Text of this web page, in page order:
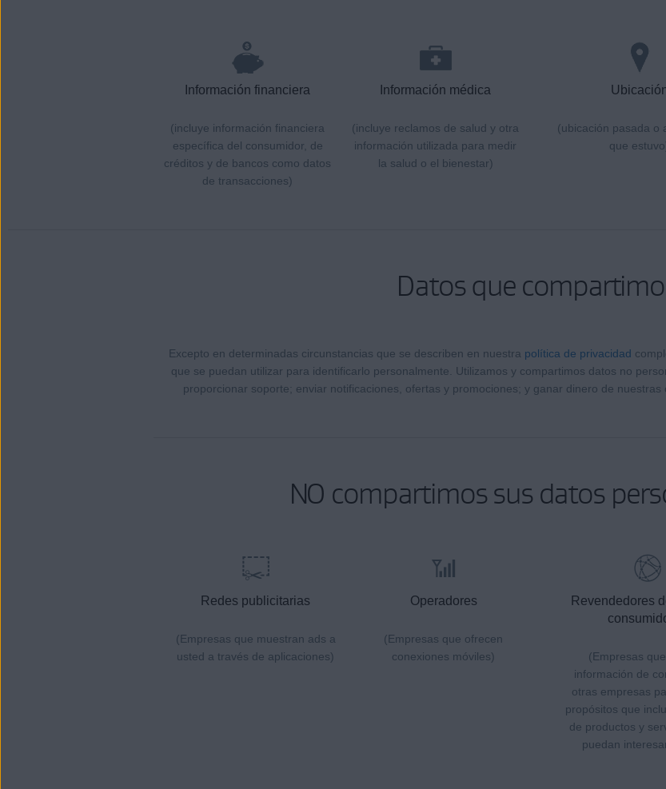
Información financiera
(incluye información financiera
específica del consumidor, de
créditos y de bancos como datos
de transacciones)
Información médica
(incluye reclamos de salud y otra
información utilizada para medir
la salud o el bienestar)
(ubicación pasada o
que
Datos que
Excepto en determinadas circunstancias que se describen en nuestra política de privacidad
que se puedan utilizar para identificarlo personalmente. Utilizamos y compartimos datos no
proporcionar soporte; enviar notificaciones, ofertas y promociones; y ganar dinero de
NO compartimos sus datos
Redes publicitarias
(Empresas que muestran ads a
usted a través de aplicaciones)
Operadores
(Empresas que ofrecen
conexiones móviles)
Revendedores
(Empresas
información de
otras empresas
propósitos que
de productos y
puedan